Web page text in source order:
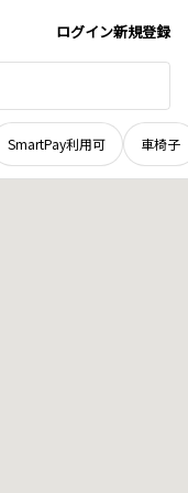
ログイン新規登録
SmartPay利用可 車椅子